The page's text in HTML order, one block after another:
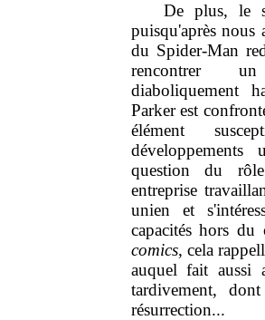
De plus, le
puisqu'après
du Spider-Man
rencontrer
diaboliquement
Parker est
élément
question du
entreprise
unien et
capacités hors
comics, cela
auquel fait aussi
tardivement,
résurrection...